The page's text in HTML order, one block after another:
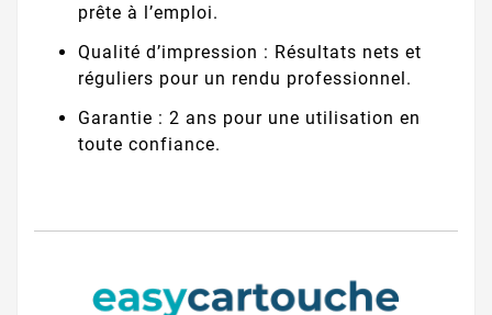
prête à l’emploi.
Qualité d’impression : Résultats nets et
réguliers pour un rendu professionnel.
Garantie : 2 ans pour une utilisation en
toute confiance.